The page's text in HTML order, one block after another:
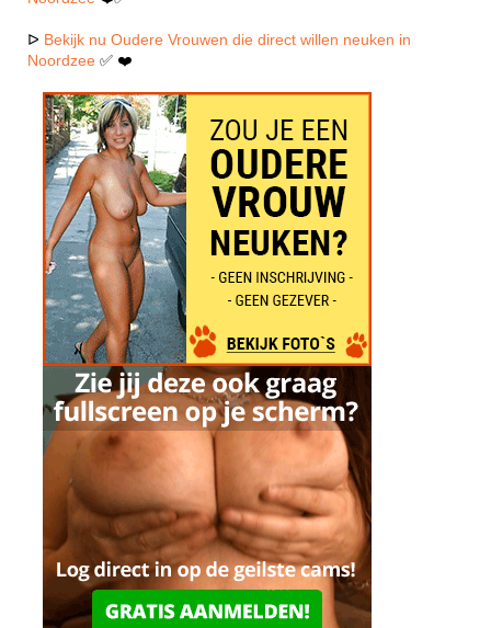
ᐅ Bekijk nu Oudere Vrouwen die direct willen neuken in
Noordzee ✅ ❤️